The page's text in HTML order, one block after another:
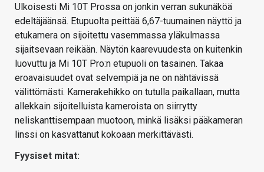
Ulkoisesti Mi 10T Prossa on jonkin verran sukunäköä
edeltäjäänsä. Etupuolta peittää 6,67-tuumainen näyttö ja
etukamera on sijoitettu vasemmassa yläkulmassa
sijaitsevaan reikään. Näytön kaarevuudesta on kuitenkin
luovuttu ja Mi 10T Pro:n etupuoli on tasainen. Takaa
eroavaisuudet ovat selvempiä ja ne on nähtävissä
välittömästi. Kamerakehikko on tutulla paikallaan, mutta
allekkain sijoitelluista kameroista on siirrytty
neliskanttisempaan muotoon, minkä lisäksi pääkameran
linssi on kasvattanut kokoaan merkittävästi.
Fyysiset mitat: